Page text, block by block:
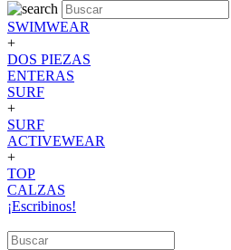
SWIMWEAR
+
DOS PIEZAS
ENTERAS
SURF
+
SURF
ACTIVEWEAR
+
TOP
CALZAS
¡Escribinos!